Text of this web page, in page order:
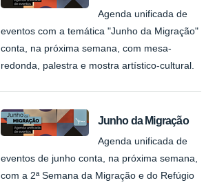
Agenda unificada de
eventos com a temática "Junho da Migração"
conta, na próxima semana, com mesa-
redonda, palestra e mostra artístico-cultural.
Junho da Migração
Agenda unificada de
eventos de junho conta, na próxima semana,
com a 2ª Semana da Migração e do Refúgio